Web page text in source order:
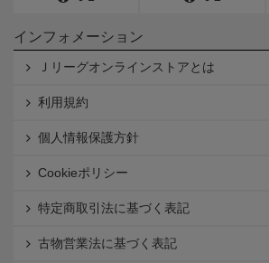
インフォメーション
Ｊリーグオンラインストアとは
利用規約
個人情報保護方針
Cookieポリシー
特定商取引法に基づく表記
古物営業法に基づく表記